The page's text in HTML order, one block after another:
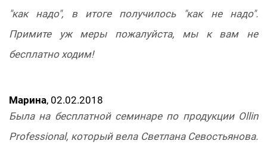
"как надо", в итоге получилось "как не надо".
Примите уж меры пожалуйста, мы к вам не
бесплатно ходим!
Марина, 02.02.2018
Была на бесплатной семинаре по продукции Ollin
Professional, который вела Светлана Севостьянова.